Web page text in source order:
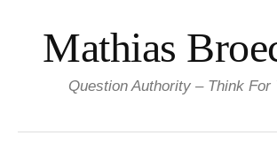
content
Mathias
Question Authority – Think For